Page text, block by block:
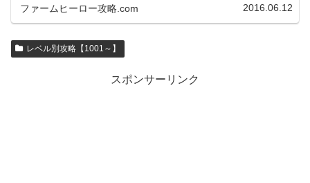
ファームヒーロー攻略.com 2016.06.12
レベル別攻略【1001～】
スポンサーリンク